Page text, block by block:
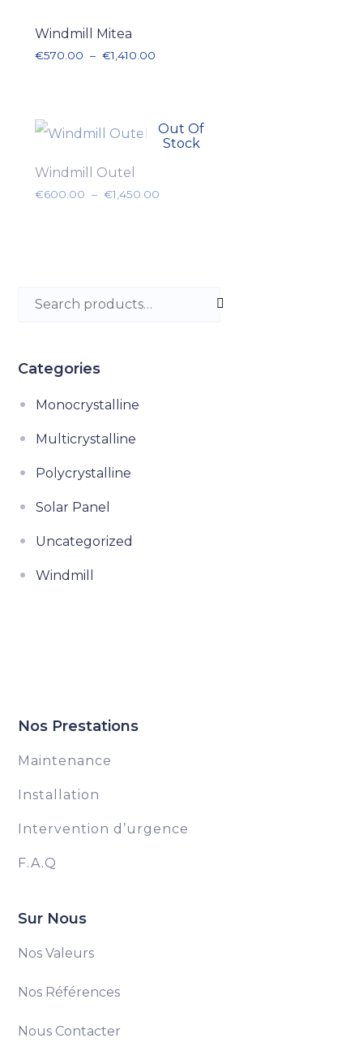
Windmill Mitea
€570.00 – €1,410.00Plage de prix : €570.00 à €1,410.00
Out Of
Stock
Windmill Outel
€600.00 – €1,450.00Plage de prix : €600.00 à €1,450.00
Search for:
Categories
Monocrystalline
Multicrystalline
Polycrystalline
Solar Panel
Uncategorized
Windmill
Nos Prestations
Maintenance
Installation
Intervention d’urgence
F.A.Q
Sur Nous
Nos Valeurs
Nos Références
Nous Contacter